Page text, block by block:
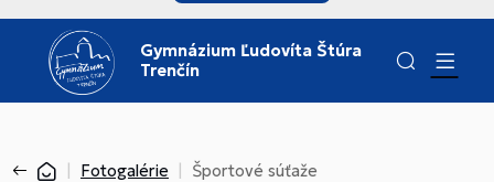
Gymnázium Ľudovíta Štúra
Trenčín
Fotogalérie Športové súťaže